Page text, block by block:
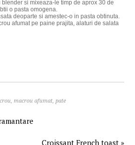
si mixeaza-le timp de aprox 30 de
o pasta omogena.
deoparte si amestec-o in pasta obtinuta.
afumat pe paine prajita, alaturi de salata
,macrou afumat,pate
Croissant French toast »